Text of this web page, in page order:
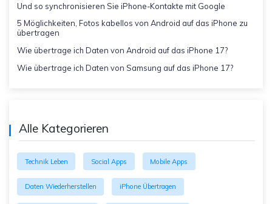
Und so synchronisieren Sie iPhone-Kontakte mit Google
5 Möglichkeiten, Fotos kabellos von Android auf das iPhone zu
übertragen
Wie übertrage ich Daten von Android auf das iPhone 17?
Wie übertrage ich Daten von Samsung auf das iPhone 17?
Alle Kategorieren
Technik Leben Social Apps Mobile Apps
Daten Wiederherstellen iPhone Übertragen